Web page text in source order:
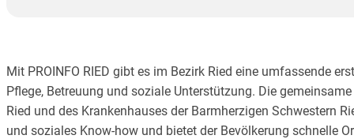
Mit PROINFO RIED gibt es im Bezirk Ried eine umfassende
Pflege, Betreuung und soziale Unterstützung. Die
Ried und des Krankenhauses der Barmherzigen Schwestern
und soziales Know-how und bietet der Bevölkerung schnelle